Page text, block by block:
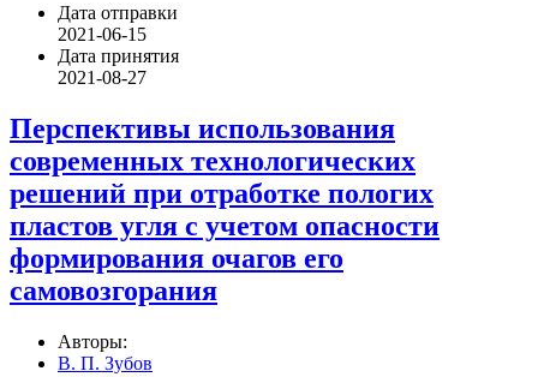
Дата отправки
2021-06-15
Дата принятия
2021-08-27
Перспективы использования
современных технологических
решений при отработке пологих
пластов угля с учетом опасности
формирования очагов его
самовозгорания
Авторы:
В. П. Зубов